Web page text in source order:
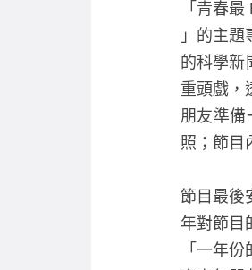
「青春
」的主
的科學新
重頭戲，
朋友準
照；節目
節目最後
年對節目
「一年